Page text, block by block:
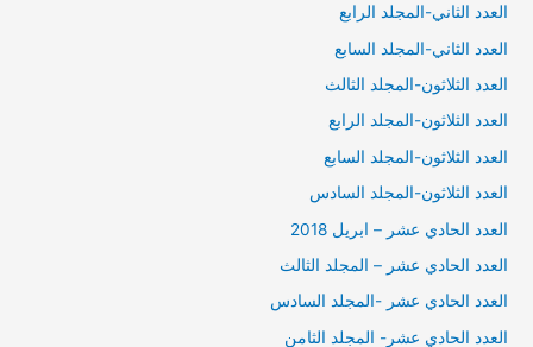
العدد الثاني-المجلد الرابع
العدد الثاني-المجلد السابع
العدد الثلاثون-المجلد الثالث
العدد الثلاثون-المجلد الرابع
العدد الثلاثون-المجلد السابع
العدد الثلاثون-المجلد السادس
العدد الحادي عشر – ابريل 2018
العدد الحادي عشر – المجلد الثالث
العدد الحادي عشر -المجلد السادس
العدد الحادي عشر- المجلد الثامن